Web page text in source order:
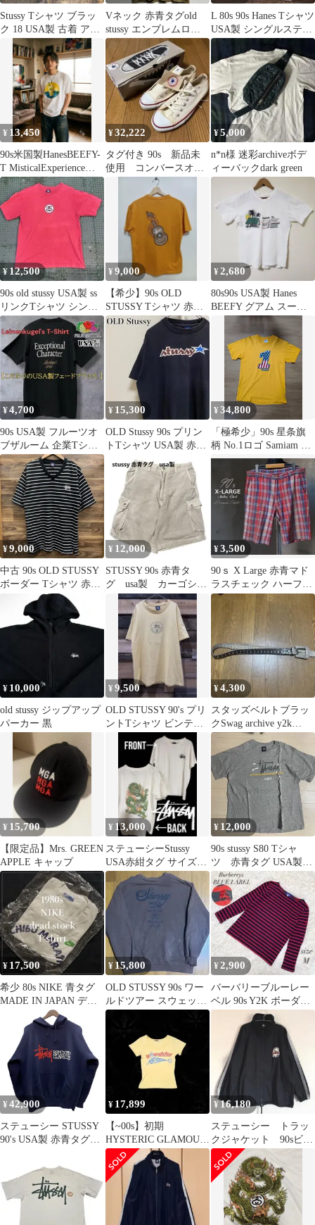
Stussy Tシャツ ブラッ
ク 18 USA製 古着 アメ
カジ L 赤青タグ
Vネック 赤青タグold
stussy エンブレムロゴ
90s USA製 Ｌ
L 80s 90s Hanes Tシャツ
USA製 シングルステッ
チ 白 古着
¥ 13,450
90s米国製HanesBEEFY-
T MisticalExperienceサ
イケ
¥32,222
タグ付き 90s 新品未
使用 コンバースオー
ルスター USA 生成り
¥5,000
n*n様 迷彩archiveボデ
ィーバックdark green
¥ 12,500
90s old stussy USA製 ss
リンクTシャツ シング
ルステッチ
¥9,000
【希少】90s OLD
STUSSY Tシャツ 赤青
タグ USA製 ウクレレ
¥2,680
80s90s USA製 Hanes
BEEFY グアム スーベ
ニアTシャツ M
¥4,700
90s USA製 フルーツオ
ブザルーム 企業Tシャ
ツ 男女兼用 ビール L
¥ 15,300
OLD Stussy 90s プリン
トTシャツ USA製 赤青
タグ Mサイズ
¥34,800
「極希少」90s 星条旗
柄 No.1ロゴ Samiam ア
メリカロックバンドT
¥9,000
中古 90s OLD STUSSY
ボーダー Tシャツ 赤青
¥ 12,000
STUSSY 90s 赤青タ
グ usa製 カーゴショ
ーツ ベージュ ハーフパ
ンツ
¥3,500
90ｓ X Large 赤青マド
ラスチェック ハーフパ
ンツ バミューダショー
¥ 10,000
old stussy ジップアップ
パーカー 黒
¥9,500
OLD STUSSY 90's プリ
ントTシャツ ビンテー
ジ アメリカ製
¥4,300
スタッズベルトブラッ
クSwag archive y2k
skater 即日発送
¥ 15,700
【限定品】Mrs. GREEN
APPLE キャップ
¥ 13,000
ステューシーStussy
USA赤紺タグ サイズ
M ドラゴン Tシャツ
半袖 美品
¥ 12,000
90s stussy S80 Tシャ
ツ 赤青タグ USA製
skate
¥ 17,500
希少 80s NIKE 青タグ
MADE IN JAPAN デッ
ドストック
¥ 15,800
OLD STUSSY 90s ワー
ルドツアー スウェット
L 紺タグ ブラウン
¥2,900
バーバリーブルーレー
ベル 90s Y2K ボーダー
カットソー 長袖 赤青
¥ 42,900
ステューシー STUSSY
90's USA製 赤青タグ
ーマン パーカ ネイビー
Lサイズ 201MT-5564
VB
¥ 17,899
【~00s】初期
HYSTERIC GLAMOUR
SPEEDSTER Tシャツ
¥16,180
ステューシー トラッ
クジャケット 90sビン
テージ 赤青タグ L
着用感XL